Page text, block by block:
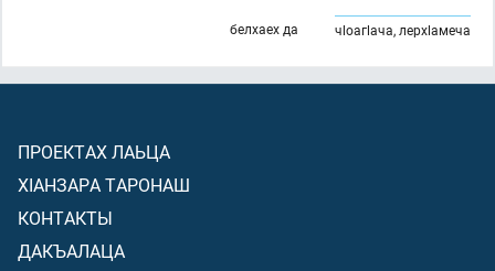
чlоагlача, лерхlамеча
белхаех да
ПРОЕКТАХ ЛАЬЦА
ХIАНЗАРА ТАРОНАШ
КОНТАКТЫ
ДАКЪАЛАЦА